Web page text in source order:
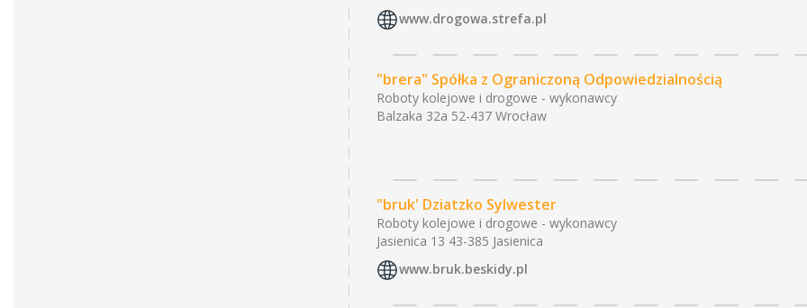
www.drogowa.strefa.pl
"brera" Spółka z Ograniczoną Odpowiedzialnością
Roboty kolejowe i drogowe - wykonawcy
Balzaka 32a 52-437 Wrocław
"bruk' Dziatzko Sylwester
Roboty kolejowe i drogowe - wykonawcy
Jasienica 13 43-385 Jasienica
www.bruk.beskidy.pl